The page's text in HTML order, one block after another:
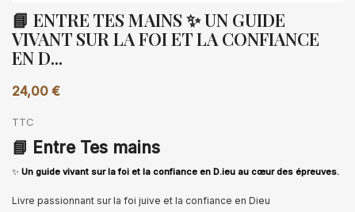
📘 ENTRE TES MAINS ✨ UN GUIDE
VIVANT SUR LA FOI ET LA CONFIANCE
EN D...
24,00 €
TTC
📘 Entre Tes mains
✨ Un guide vivant sur la foi et la confiance en D.ieu au cœur des épreuves.
Livre passionnant sur la foi juive et la confiance en Dieu